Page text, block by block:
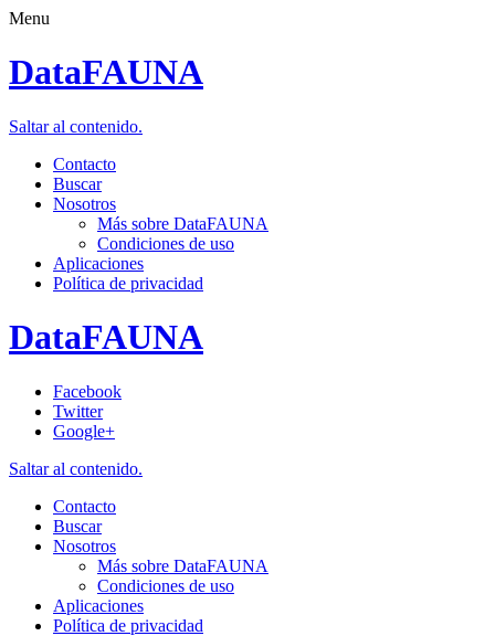
Menu
DataFAUNA
Saltar al contenido.
Contacto
Buscar
Nosotros
Más sobre DataFAUNA
Condiciones de uso
Aplicaciones
Política de privacidad
DataFAUNA
Facebook
Twitter
Google+
Saltar al contenido.
Contacto
Buscar
Nosotros
Más sobre DataFAUNA
Condiciones de uso
Aplicaciones
Política de privacidad